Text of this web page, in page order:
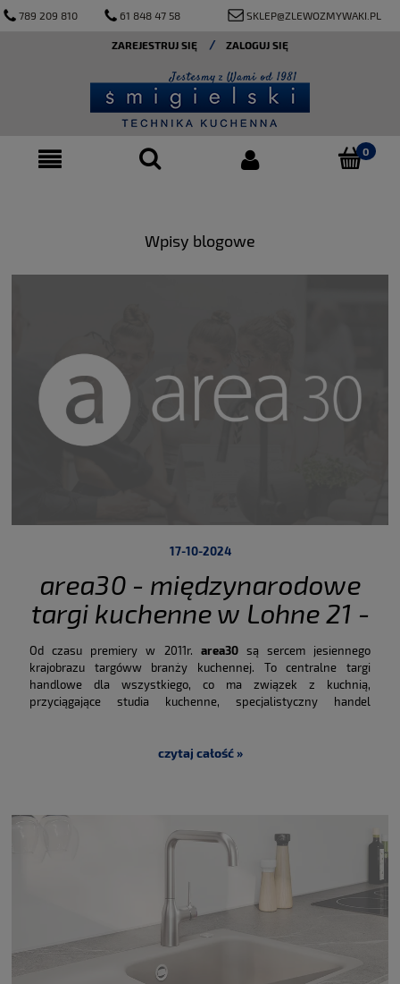
789 209 810 61 848 47 58 SKLEP@ZLEWOZMYWAKI.PL
ZAREJESTRUJ SIĘ ZALOGUJ SIĘ
Wpisy blogowe
area30 - międzynarodowe
targi kuchenne w Lohne 21 -
26 września 2024
17-10-2024
Od czasu premiery w 2011r. area30są sercem jesiennego
krajobrazu targóww branży kuchennej.
To centralne targi
handlowe dla wszystkiego, co ma związek z kuchnią,
przyciągające studia kuchenne, specjalistyczny handel
Branżowi giganci, średnie firmy, przedsiębiorcy, uznane marki i
targów różnorodność i asortyment nowych produktów od
producentów mebli kuchennych będą prezentowane obok
dostawców akcesoriów, blatów roboczych, okuć, okapów,
sprzętu AGD, oprogramowania i IT, zlewozmywaków i
czytaj całość »